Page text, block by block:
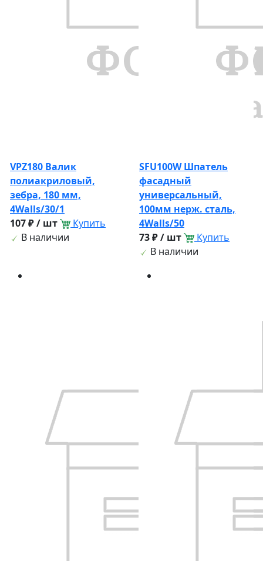
VPZ180 Валик
полиакриловый,
зебра, 180 мм,
4Walls/30/1
107 ₽ / шт
Купить
В наличии
SFU100W Шпатель
фасадный
универсальный,
100мм нерж. сталь,
4Walls/50
73 ₽ / шт
Купить
В наличии